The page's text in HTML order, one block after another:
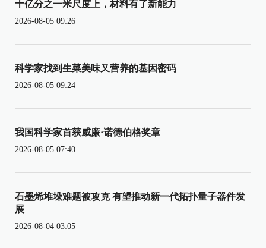
十亿分之一米尺度上，材料有了新能力
2026-08-05 09:26
科学家找到生菜美味又营养的基因密码
2026-08-05 09:24
我国科学家首获威廉·诺德伯格奖章
2026-08-05 07:40
石墨烯堆垛难题被攻克 有望推动新一代拓扑量子器件发
展
2026-08-04 03:05